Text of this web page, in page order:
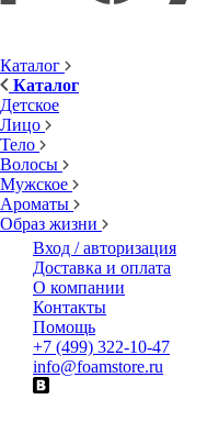
Каталог
Каталог
Детское
Лицо
Тело
Волосы
Мужское
Ароматы
Образ жизни
Вход / авторизация
Доставка и оплата
О компании
Контакты
Помощь
+7 (499) 322-10-47
info@foamstore.ru